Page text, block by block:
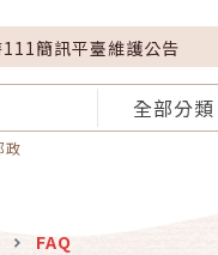
簡訊平臺維護公告
全部分類
政
FAQ